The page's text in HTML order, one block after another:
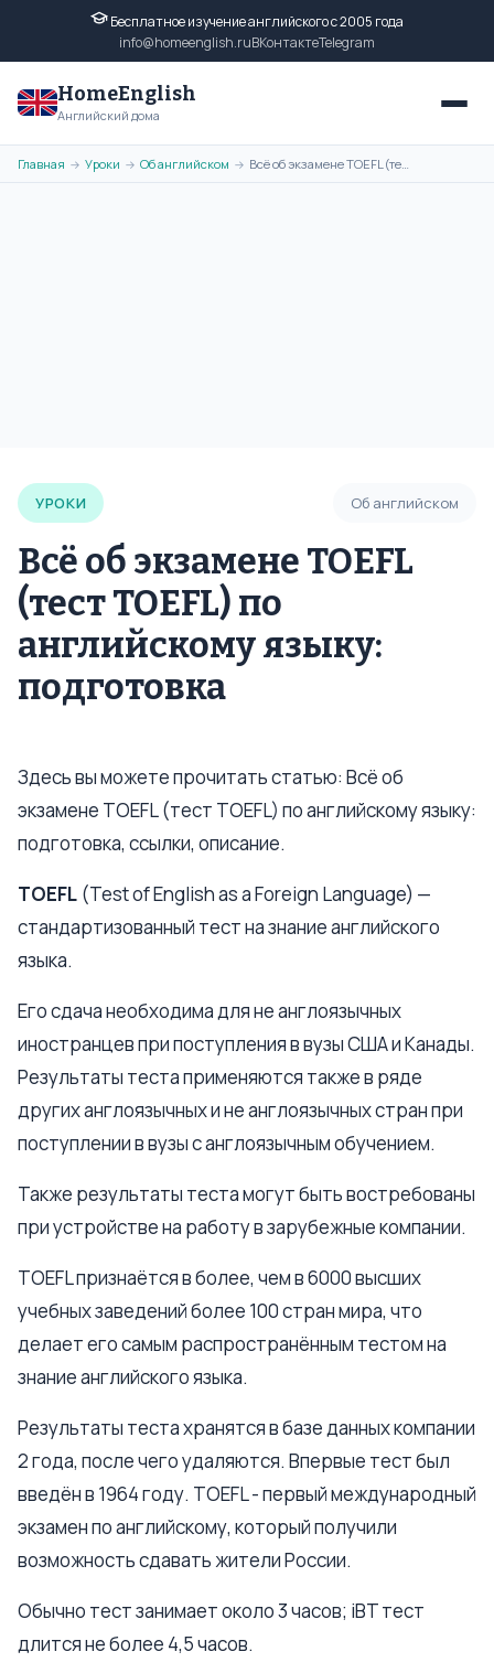
Бесплатное изучение английского с 2005 года
info@homeenglish.ruВКонтактеTelegram
HomeEnglish
Английский дома
Главная → Уроки → Об английском → Всё об экзамене TOEFL (тест TOEFL) по английскому языку: подготовка
УРОКИ Об английском
Всё об экзамене TOEFL
(тест TOEFL) по
английскому языку:
подготовка
Здесь вы можете прочитать статью: Всё об
экзамене TOEFL (тест TOEFL) по английскому языку:
подготовка, ссылки, описание.
TOEFL (Test of English as a Foreign Language) —
стандартизованный тест на знание английского
языка.
Его сдача необходима для не англоязычных
иностранцев при поступления в вузы США и Канады.
Результаты теста применяются также в ряде
других англоязычных и не англоязычных стран при
поступлении в вузы с англоязычным обучением.
Также результаты теста могут быть востребованы
при устройстве на работу в зарубежные компании.
TOEFL признаётся в более, чем в 6000 высших
учебных заведений более 100 стран мира, что
делает его самым распространённым тестом на
знание английского языка.
Результаты теста хранятся в базе данных компании
2 года, после чего удаляются. Впервые тест был
введён в 1964 году. TOEFL - первый международный
экзамен по английскому, который получили
возможность сдавать жители России.
Обычно тест занимает около 3 часов; iBT тест
длится не более 4,5 часов.